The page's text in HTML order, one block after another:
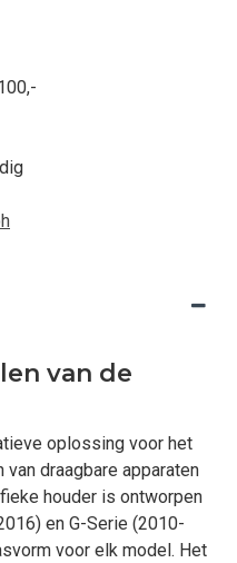
van de
oplossing voor het
draagbare apparaten
houder is ontworpen
en G-Serie (2010-
voor elk model. Het